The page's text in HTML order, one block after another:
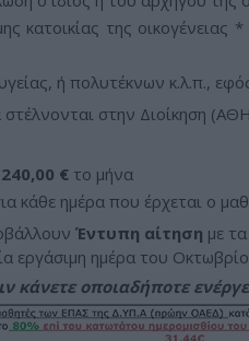
κατοικίας της οικογένειας *
ή πολυτέκνων κ.λ.π.,
στέλνονται στην Διοίκηση
240,00 € το μήνα
κάθε ημέρα που έρχεται ο
Έντυπη αίτηση με
εργάσιμη ημέρα του
κάνετε οποιαδήποτε